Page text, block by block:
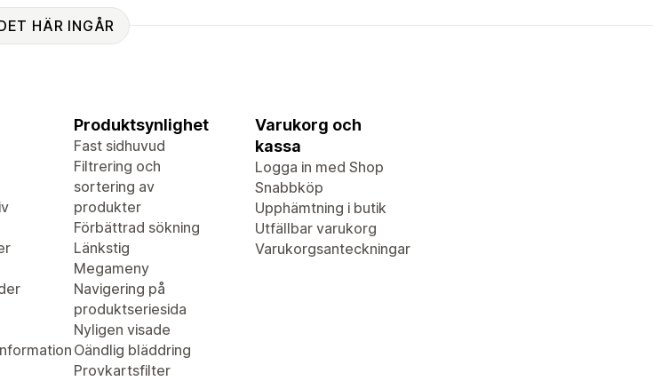
HÄR INGÅR
Produktsynlighet
Fast sidhuvud
Filtrering och
sortering av
produkter
Förbättrad sökning
Länkstig
Megameny
Navigering på
produktseriesida
Nyligen visade
Oändlig bläddring
Provkartsfilter
Varukorg och
kassa
Logga in med Shop
Snabbköp
Upphämtning i butik
Utfällbar varukorg
Varukorgsanteckningar